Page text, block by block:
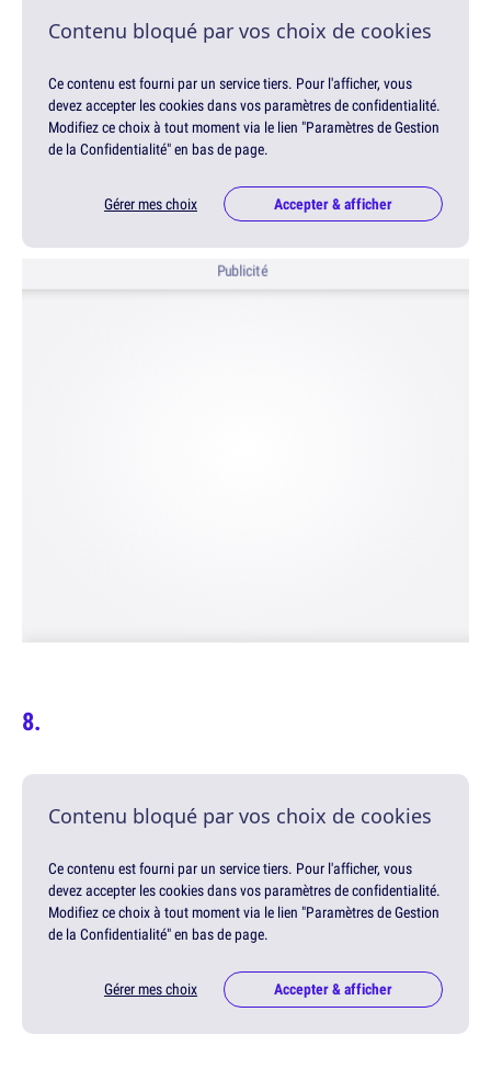
Contenu bloqué par vos choix de cookies
Ce contenu est fourni par un service tiers. Pour l'afficher, vous
devez accepter les cookies dans vos paramètres de confidentialité.
Modifiez ce choix à tout moment via le lien "Paramètres de Gestion
de la Confidentialité" en bas de page.
Gérer mes choix Accepter & afficher
Publicité
Contenu bloqué par vos choix de cookies
Ce contenu est fourni par un service tiers. Pour l'afficher, vous
devez accepter les cookies dans vos paramètres de confidentialité.
Modifiez ce choix à tout moment via le lien "Paramètres de Gestion
de la Confidentialité" en bas de page.
Gérer mes choix Accepter & afficher